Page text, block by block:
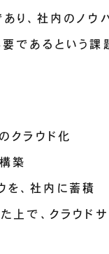
り、社内のノウ
であるという課
クラウド化
築
、社内に蓄積
上で、クラウド